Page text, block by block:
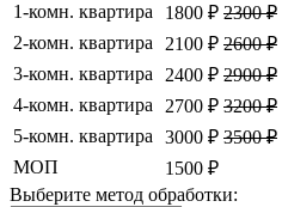
1-комн. квартира
1800 ₽ 2300 ₽
2-комн. квартира
2100 ₽ 2600 ₽
3-комн. квартира
2400 ₽ 2900 ₽
4-комн. квартира
2700 ₽ 3200 ₽
5-комн. квартира
3000 ₽ 3500 ₽
МОП
1500 ₽
Выберите метод обработки: